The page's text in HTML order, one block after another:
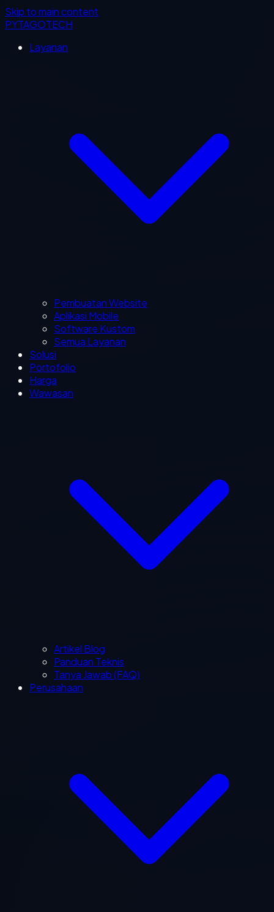
Skip to main content
PYTAGOTECH
Layanan
Pembuatan Website
Aplikasi Mobile
Software Kustom
Semua Layanan
Solusi
Portofolio
Harga
Wawasan
Artikel Blog
Panduan Teknis
Tanya Jawab (FAQ)
Perusahaan